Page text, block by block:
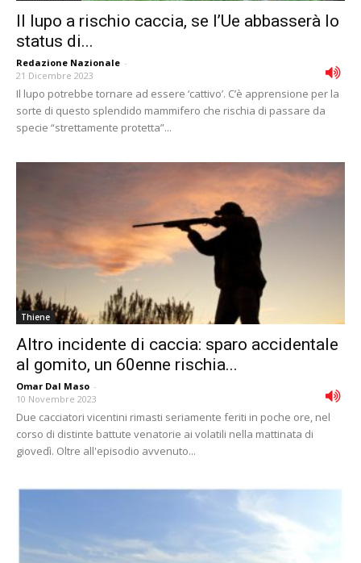
Il lupo a rischio caccia, se l’Ue abbasserà lo
status di...
Redazione Nazionale -
21 Dicembre 2023
Il lupo potrebbe tornare ad essere ‘cattivo’. C’è apprensione per la
sorte di questo splendido mammifero che rischia di passare da
specie “strettamente protetta”...
Thiene
Altro incidente di caccia: sparo accidentale
al gomito, un 60enne rischia...
Omar Dal Maso -
10 Novembre 2023
Due cacciatori vicentini rimasti seriamente feriti in poche ore, nel
corso di distinte battute venatorie ai volatili nella mattinata di
giovedì. Oltre all'episodio avvenuto...